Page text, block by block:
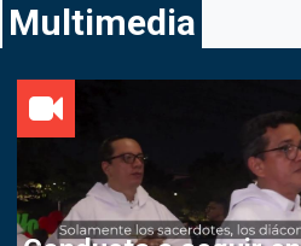
Multimedia